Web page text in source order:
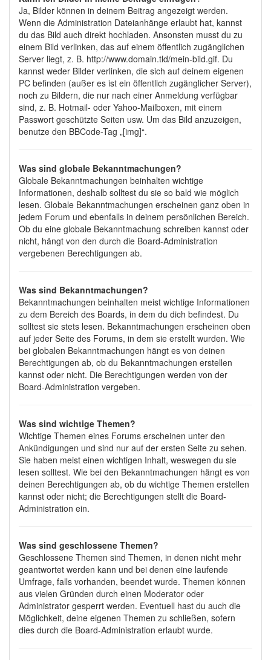
Ja, Bilder können in deinem Beitrag angezeigt werden.
Wenn die Administration Dateianhänge erlaubt hat, kannst
du das Bild auch direkt hochladen. Ansonsten musst du zu
einem Bild verlinken, das auf einem öffentlich zugänglichen
Server liegt, z. B. http://www.domain.tld/mein-bild.gif. Du
kannst weder Bilder verlinken, die sich auf deinem eigenen
PC befinden (außer es ist ein öffentlich zugänglicher Server),
noch zu Bildern, die nur nach einer Anmeldung verfügbar
sind, z. B. Hotmail- oder Yahoo-Mailboxen, mit einem
Passwort geschützte Seiten usw. Um das Bild anzuzeigen,
benutze den BBCode-Tag „[img]“.
Was sind globale Bekanntmachungen?
Globale Bekanntmachungen beinhalten wichtige
Informationen, deshalb solltest du sie so bald wie möglich
lesen. Globale Bekanntmachungen erscheinen ganz oben in
jedem Forum und ebenfalls in deinem persönlichen Bereich.
Ob du eine globale Bekanntmachung schreiben kannst oder
nicht, hängt von den durch die Board-Administration
vergebenen Berechtigungen ab.
Was sind Bekanntmachungen?
Bekanntmachungen beinhalten meist wichtige Informationen
zu dem Bereich des Boards, in dem du dich befindest. Du
solltest sie stets lesen. Bekanntmachungen erscheinen oben
auf jeder Seite des Forums, in dem sie erstellt wurden. Wie
bei globalen Bekanntmachungen hängt es von deinen
Berechtigungen ab, ob du Bekanntmachungen erstellen
kannst oder nicht. Die Berechtigungen werden von der
Board-Administration vergeben.
Was sind wichtige Themen?
Wichtige Themen eines Forums erscheinen unter den
Ankündigungen und sind nur auf der ersten Seite zu sehen.
Sie haben meist einen wichtigen Inhalt, weswegen du sie
lesen solltest. Wie bei den Bekanntmachungen hängt es von
deinen Berechtigungen ab, ob du wichtige Themen erstellen
kannst oder nicht; die Berechtigungen stellt die Board-
Administration ein.
Was sind geschlossene Themen?
Geschlossene Themen sind Themen, in denen nicht mehr
geantwortet werden kann und bei denen eine laufende
Umfrage, falls vorhanden, beendet wurde. Themen können
aus vielen Gründen durch einen Moderator oder
Administrator gesperrt werden. Eventuell hast du auch die
Möglichkeit, deine eigenen Themen zu schließen, sofern
dies durch die Board-Administration erlaubt wurde.